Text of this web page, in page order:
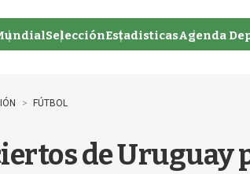
SelecciónEstadisticasAgenda
FÚTBOL
de Uruguay